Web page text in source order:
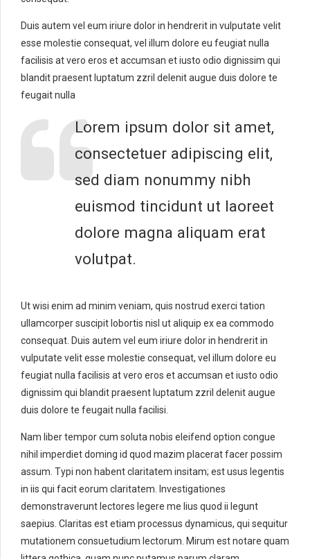
Duis autem vel eum iriure dolor in hendrerit in vulputate velit
esse molestie consequat, vel illum dolore eu feugiat nulla
facilisis at vero eros et accumsan et iusto odio dignissim qui
blandit praesent luptatum zzril delenit augue duis dolore te
feugait nulla
Lorem ipsum dolor sit amet,
consectetuer adipiscing elit,
sed diam nonummy nibh
euismod tincidunt ut laoreet
dolore magna aliquam erat
volutpat.
Ut wisi enim ad minim veniam, quis nostrud exerci tation
ullamcorper suscipit lobortis nisl ut aliquip ex ea commodo
consequat. Duis autem vel eum iriure dolor in hendrerit in
vulputate velit esse molestie consequat, vel illum dolore eu
feugiat nulla facilisis at vero eros et accumsan et iusto odio
dignissim qui blandit praesent luptatum zzril delenit augue
duis dolore te feugait nulla facilisi.
Nam liber tempor cum soluta nobis eleifend option congue
nihil imperdiet doming id quod mazim placerat facer possim
assum. Typi non habent claritatem insitam; est usus legentis
in iis qui facit eorum claritatem. Investigationes
demonstraverunt lectores legere me lius quod ii legunt
saepius. Claritas est etiam processus dynamicus, qui sequitur
mutationem consuetudium lectorum. Mirum est notare quam